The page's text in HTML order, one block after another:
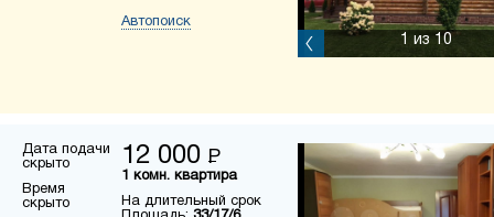
Автопоиск
1 из 10
Дата подачи
скрыто
Время
скрыто
12 000 Р
1 комн. квартира
На длительный срок